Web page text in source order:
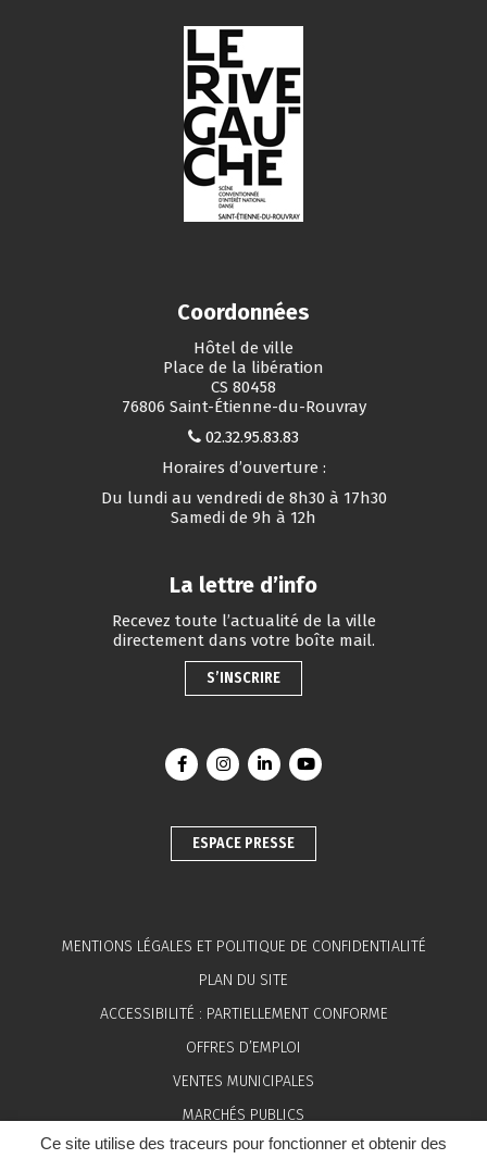
Ce site utilise des traceurs pour fonctionner et obtenir des
Coordonnées
Hôtel de ville
Place de la libération
CS 80458
76806 Saint-Étienne-du-Rouvray
02.32.95.83.83
Horaires d’ouverture :
Du lundi au vendredi de 8h30 à 17h30
Samedi de 9h à 12h
La lettre d’info
Recevez toute l’actualité de la ville
directement dans votre boîte mail.
S’INSCRIRE
Lien vers le compte Facebook
Lien vers le compte Instagram
Lien vers le compte Linkedin
Lien vers la chaîne
ESPACE PRESSE
MENTIONS LÉGALES ET POLITIQUE DE CONFIDENTIALITÉ
PLAN DU SITE
ACCESSIBILITÉ : PARTIELLEMENT CONFORME
OFFRES D’EMPLOI
VENTES MUNICIPALES
MARCHÉS PUBLICS
ESPACE PRESSE